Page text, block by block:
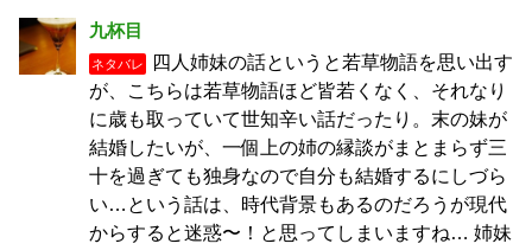
九杯目
ネタバレ
四人姉妹の話というと若草物語を思い出す
が、こちらは若草物語ほど皆若くなく、それなり
に歳も取っていて世知辛い話だったり。末の妹が
結婚したいが、一個上の姉の縁談がまとまらず三
十を過ぎても独身なので自分も結婚するにしづら
い…という話は、時代背景もあるのだろうが現代
からすると迷惑〜！と思ってしまいますね… 姉妹